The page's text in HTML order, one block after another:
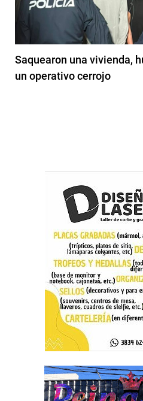
Saquearon una vivienda,
un operativo cerrojo